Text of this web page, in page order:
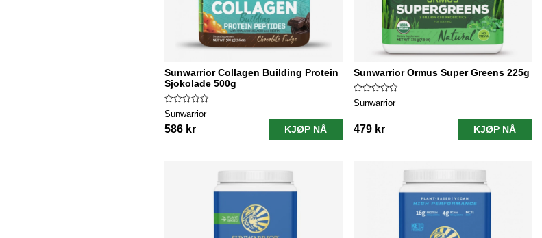
Sunwarrior Collagen Building Protein
Sjokolade 500g
Sunwarrior
586 kr KJØP NÅ
Sunwarrior Ormus Super Greens 225g
Sunwarrior
479 kr KJØP NÅ